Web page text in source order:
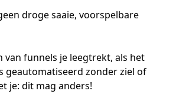
droge saaie, voorspelbare
van funnels je leegtrekt, als het
geautomatiseerd zonder ziel of
je: dit mag anders!